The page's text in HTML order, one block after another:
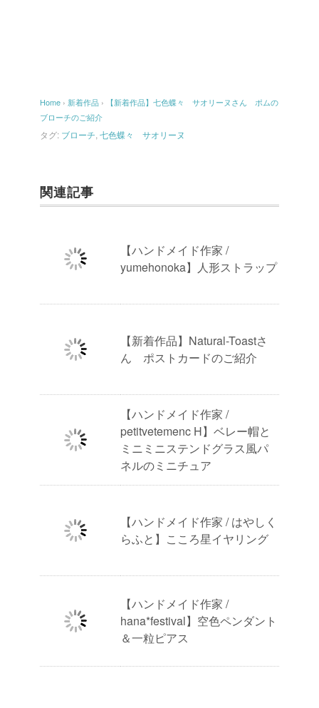
Home › 新着作品 ›
【新着作品】七色蝶々 サオリーヌさん ポムの
ブローチのご紹介
タグ: ブローチ 七色蝶々 サオリーヌ
関連記事
【ハンドメイド作家 /
yumehonoka】人形ストラップ
【新着作品】Natural-Toastさ
ん ポストカードのご紹介
【ハンドメイド作家 /
petitvetemenc H】ベレー帽と
ミニミニステンドグラス風パ
ネルのミニチュア
【ハンドメイド作家 / はやしく
らふと】こころ星イヤリング
【ハンドメイド作家 /
hana*festival】空色ペンダント
＆一粒ピアス